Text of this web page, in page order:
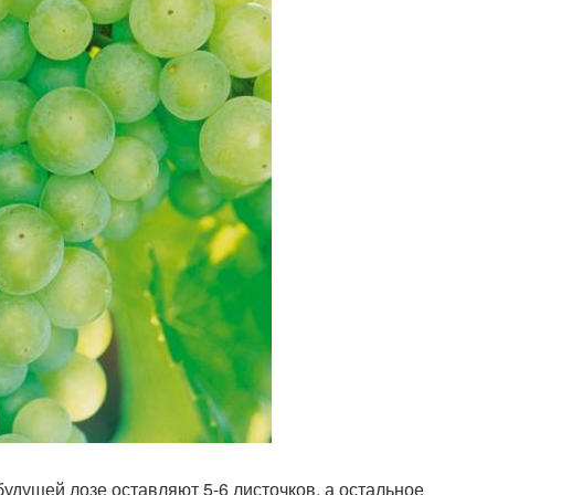
лозе оставляют 5-6 листочков, а остальное